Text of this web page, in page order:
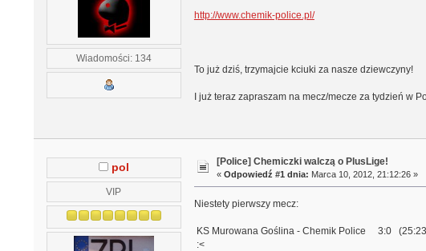
Wiadomości: 134
http://www.chemik-police.pl/
To już dziś, trzymajcie kciuki za nasze dziewczyny!
I już teraz zapraszam na mecz/mecze za tydzień w
pol
VIP
[Police] Chemiczki walczą o PlusLige!
«Odpowiedź #1 dnia: Marca 10, 2012, 21:12:26 »
Niestety pierwszy mecz:
KS Murowana Goślina - Chemik Police 3:0
:<